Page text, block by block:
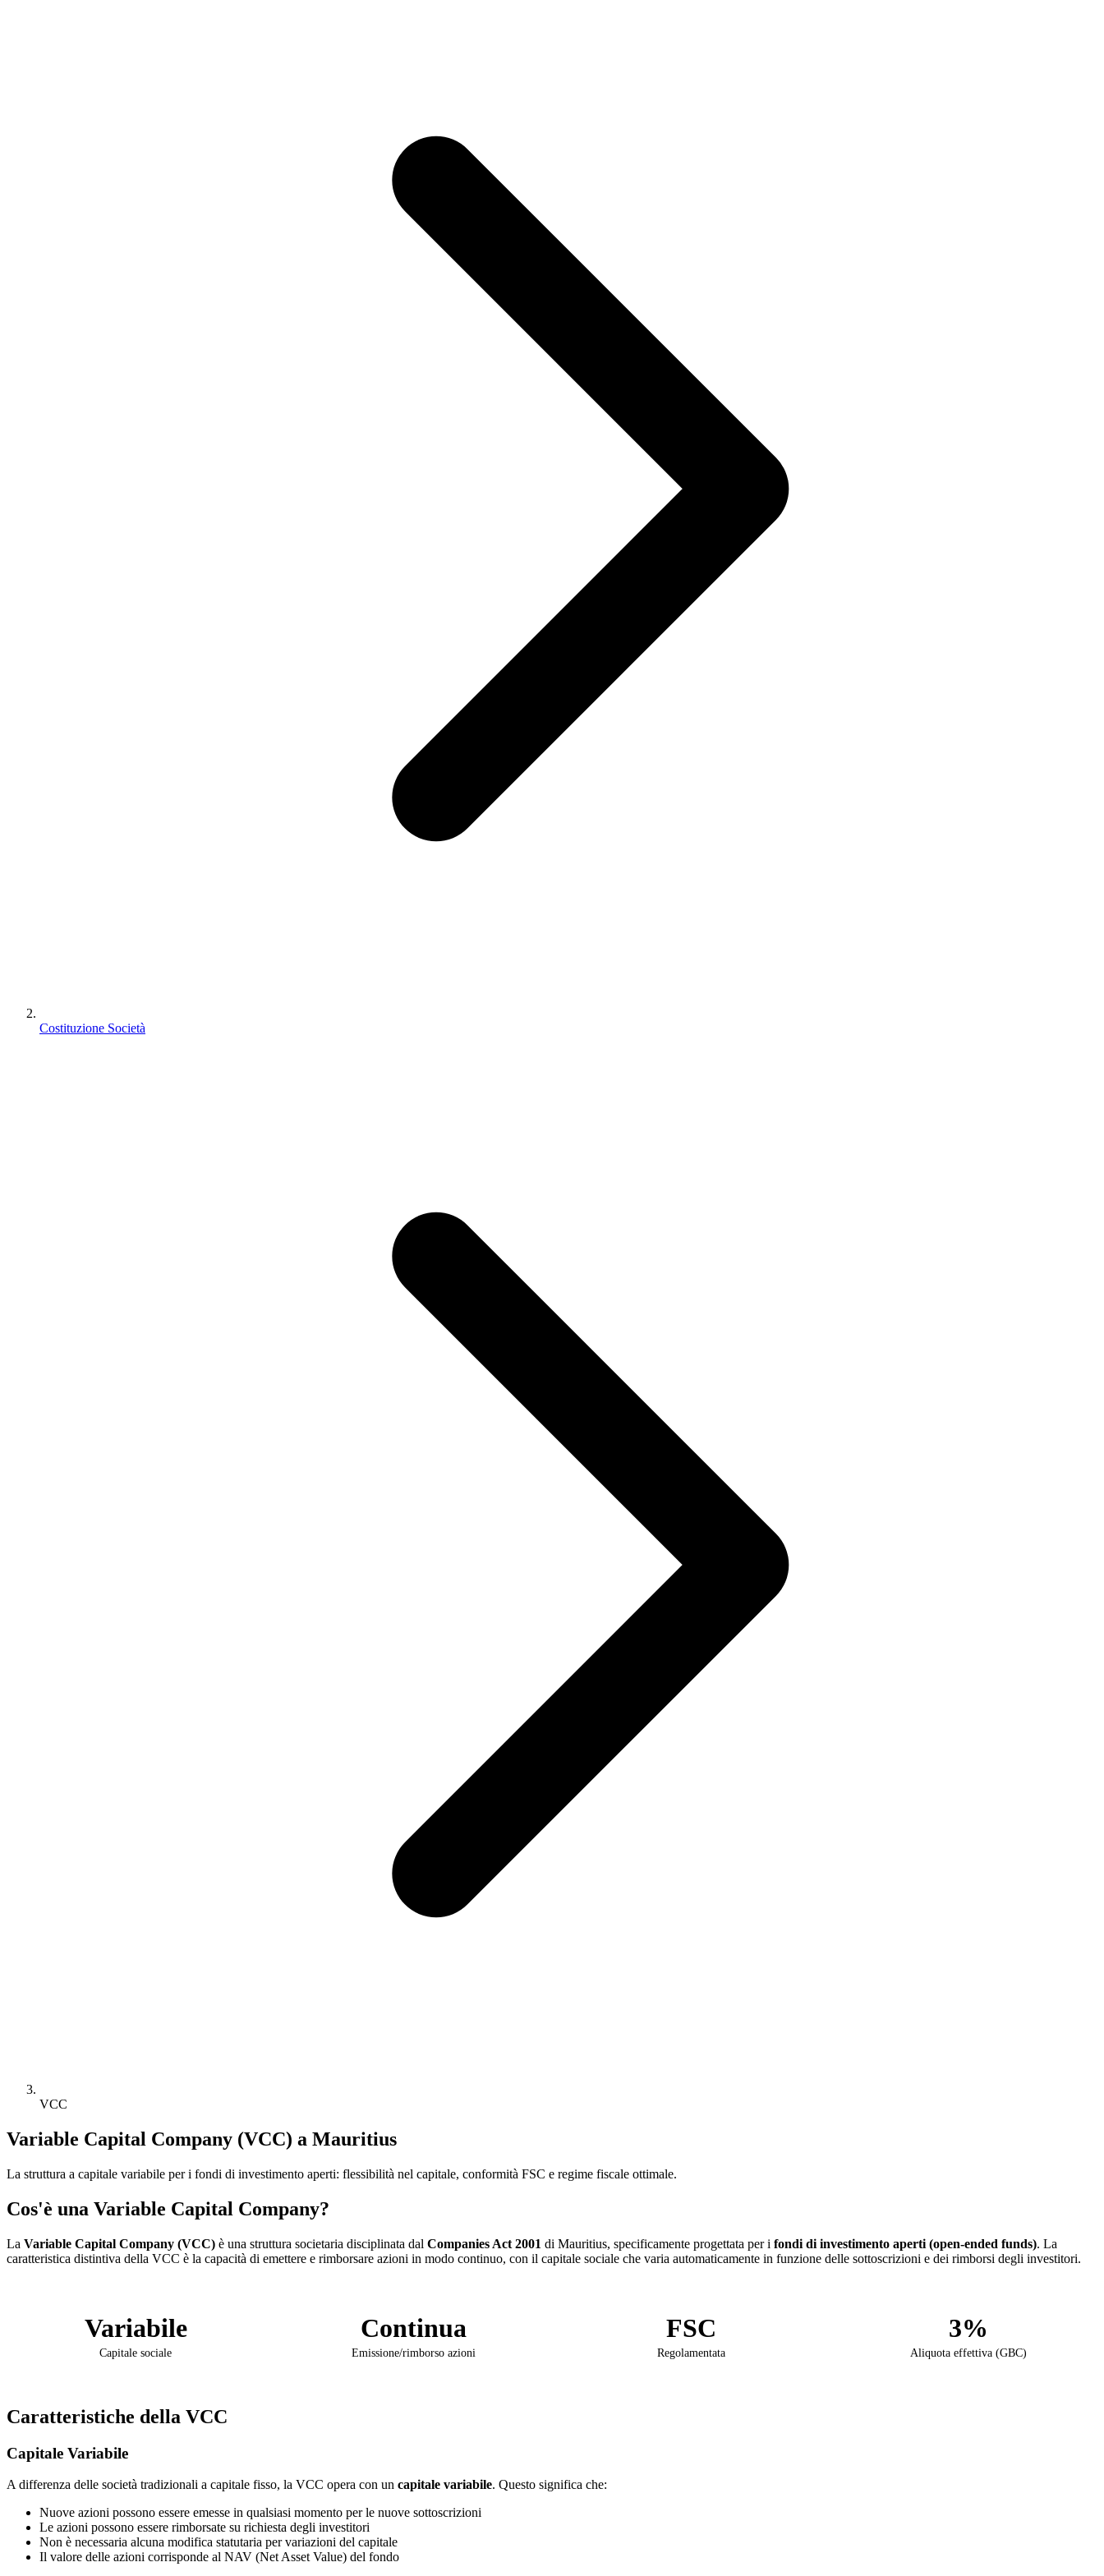
Costituzione Società
VCC
Variable Capital Company (VCC) a Mauritius
La struttura a capitale variabile per i fondi di investimento aperti: flessibilità nel capitale, conformità FSC e regime fiscale ottimale.
Cos'è una Variable Capital Company?
La Variable Capital Company (VCC) è una struttura societaria disciplinata dal Companies Act 2001 di Mauritius, specificamente progettata per i fondi di investimento aperti (open-ended funds). La
caratteristica distintiva della VCC è la capacità di emettere e rimborsare azioni in modo continuo, con il capitale sociale che varia automaticamente in funzione delle sottoscrizioni e dei rimborsi degli investitori.
Variabile
Capitale sociale
Continua
Emissione/rimborso azioni
FSC
Regolamentata
3%
Aliquota effettiva (GBC)
Caratteristiche della VCC
Capitale Variabile
A differenza delle società tradizionali a capitale fisso, la VCC opera con un capitale variabile. Questo significa che:
Nuove azioni possono essere emesse in qualsiasi momento per le nuove sottoscrizioni
Le azioni possono essere rimborsate su richiesta degli investitori
Non è necessaria alcuna modifica statutaria per variazioni del capitale
Il valore delle azioni corrisponde al NAV (Net Asset Value) del fondo